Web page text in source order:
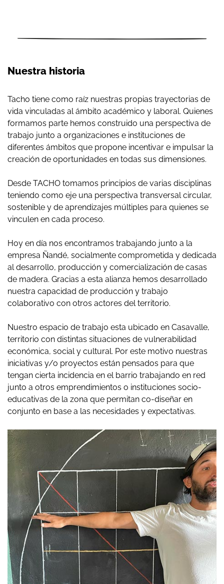
Nuestra historia
Tacho tiene como raíz nuestras propias trayectorias de
vida vinculadas al ámbito académico y laboral. Quienes
formamos parte hemos construido una perspectiva de
trabajo junto a organizaciones e instituciones de
diferentes ámbitos que propone incentivar e impulsar la
creación de oportunidades en todas sus dimensiones.
Desde TACHO tomamos principios de varias disciplinas
teniendo como eje una perspectiva transversal circular,
sostenible y de aprendizajes múltiples para quienes se
vinculen en cada proceso.
Hoy en día nos encontramos trabajando junto a la
empresa Ñandé, socialmente comprometida y dedicada
al desarrollo, producción y comercialización de casas
de madera. Gracias a esta alianza hemos desarrollado
nuestra capacidad de producción y trabajo
colaborativo con otros actores del territorio.
Nuestro espacio de trabajo esta ubicado en Casavalle,
territorio con distintas situaciones de vulnerabilidad
económica, social y cultural. Por este motivo nuestras
iniciativas y/o proyectos están pensados para que
tengan cierta incidencia en el barrio trabajando en red
junto a otros emprendimientos o instituciones socio-
educativas de la zona que permitan co-diseñar en
conjunto en base a las necesidades y expectativas.